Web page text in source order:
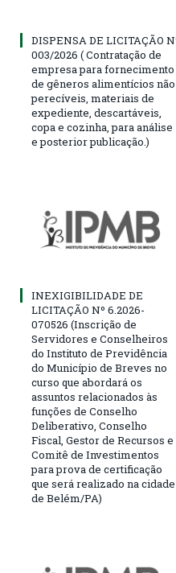
DISPENSA DE LICITAÇÃO
003/2026 ( Contratação de
empresa para fornecimento
de gêneros alimentícios não
perecíveis, materiais de
expediente, descartáveis,
copa e cozinha, para análise
e posterior publicação.)
INEXIGIBILIDADE DE
LICITAÇÃO Nº 6.2026-
070526 (Inscrição de
Servidores e Conselheiros
do Instituto de Previdência
do Município de Breves no
curso que abordará os
assuntos relacionados às
funções de Conselho
Deliberativo, Conselho
Fiscal, Gestor de Recursos e
Comitê de Investimentos
para prova de certificação
que será realizado na cidade
de Belém/PA)